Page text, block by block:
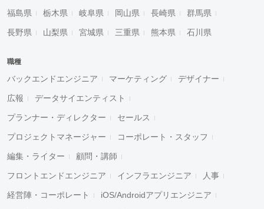
福島県 栃木県 岐阜県 岡山県 長崎県 群馬県
長野県 山梨県 宮城県 三重県 熊本県 石川県
職種
バックエンドエンジニア マーケティング デザイナー
広報 データサイエンティスト
プランナー・ディレクター セールス
プロジェクトマネージャー コーポレート・スタッフ
編集・ライター 顧問・講師
フロントエンドエンジニア インフラエンジニア 人事
経営陣・コーポレート iOS/Androidアプリエンジニア